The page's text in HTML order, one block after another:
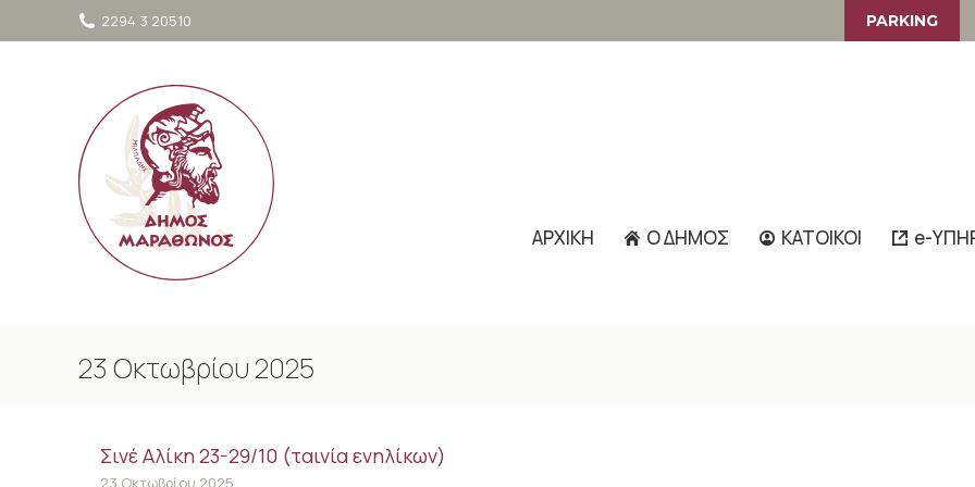
περιεχόμενο2294 3 20510 PARKING
ΑΡΧΙΚΗ Ο ΔΗΜΟΣ ΚΑΤΟΙΚΟΙ e-
23 Οκτωβρίου 2025
Σινέ Αλίκη 23-29/10 (ταινία ενηλίκων)
23 Οκτωβρίου 2025